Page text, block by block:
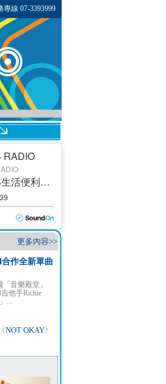
專線 07-3393999
更多內容>>
作全新單曲
音樂殿堂」
他手Richie
...
OKAY〉